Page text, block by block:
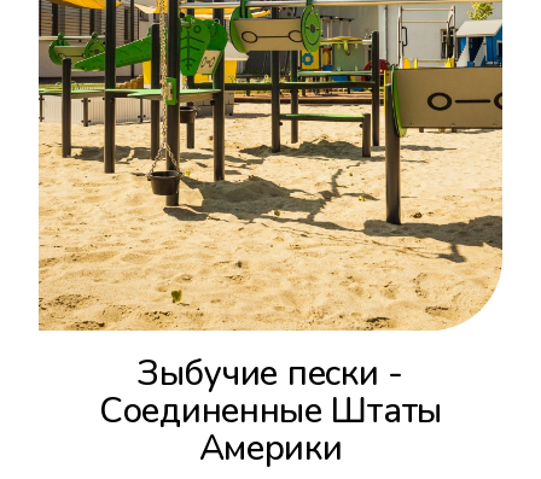
Зыбучие пески -
Соединенные Штаты
Америки